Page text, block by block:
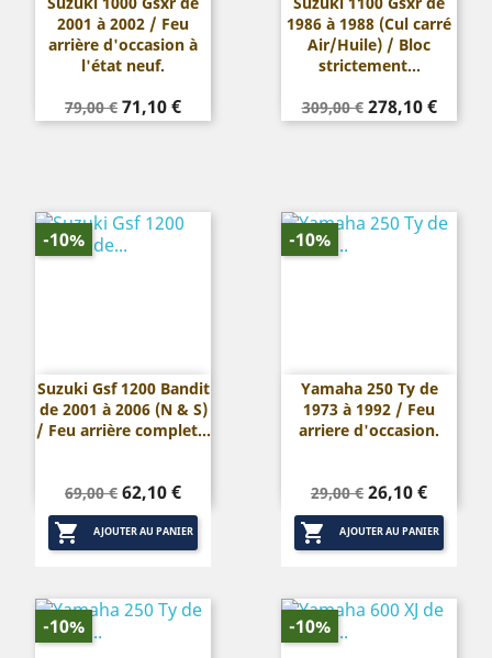
2001 à 2002 / Feu
arrière d'occasion à
l'état neuf.
Prix
de
79,00 € Prix
71,10 €
1986 à 1988 (Cul carré
Air/Huile) / Bloc
strictement...
Prix
de
309,00 € Prix
278,10 €
Suzuki Gsf 1200 Bandit
de 2001 à 2006 (N & S)
/ Feu arrière complet...
Prix
de
base
69,00 € Prix
62,10 €
 AJOUTER AU PANIER
-10%
Yamaha 250 Ty de
1973 à 1992 / Feu
arriere d'occasion.
Prix
de
base
29,00 € Prix
26,10 €
 AJOUTER AU PANIER
-10%
-10% -10%